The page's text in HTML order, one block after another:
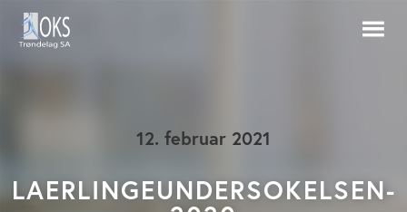
12. februar 2021
LAERLINGEUNDERSOKELSEN-